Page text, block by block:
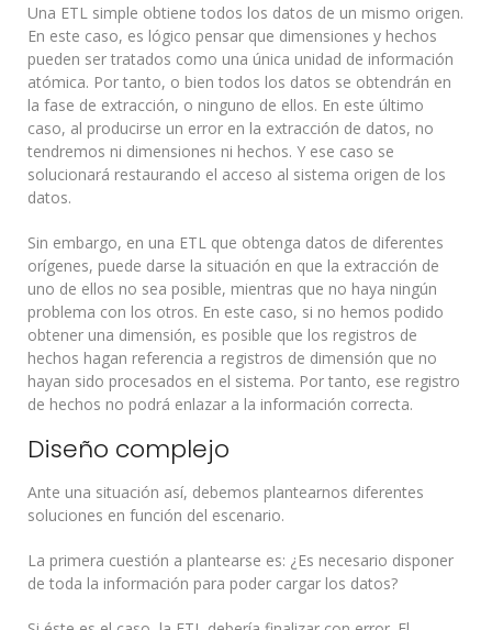
Una ETL simple obtiene todos los datos de un mismo origen.
En este caso, es lógico pensar que dimensiones y hechos
pueden ser tratados como una única unidad de información
atómica. Por tanto, o bien todos los datos se obtendrán en
la fase de extracción, o ninguno de ellos. En este último
caso, al producirse un error en la extracción de datos, no
tendremos ni dimensiones ni hechos. Y ese caso se
solucionará restaurando el acceso al sistema origen de los
datos.
Sin embargo, en una ETL que obtenga datos de diferentes
orígenes, puede darse la situación en que la extracción de
uno de ellos no sea posible, mientras que no haya ningún
problema con los otros. En este caso, si no hemos podido
obtener una dimensión, es posible que los registros de
hechos hagan referencia a registros de dimensión que no
hayan sido procesados en el sistema. Por tanto, ese registro
de hechos no podrá enlazar a la información correcta.
Diseño complejo
Ante una situación así, debemos plantearnos diferentes
soluciones en función del escenario.
La primera cuestión a plantearse es: ¿Es necesario disponer
de toda la información para poder cargar los datos?